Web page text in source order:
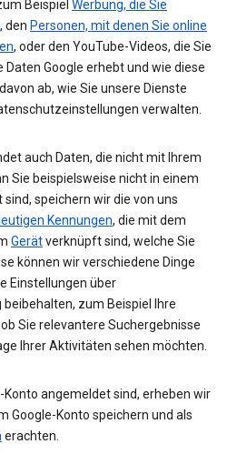
Beispiel Werbung, die Sie
, den Personen, mit denen Sie online
, oder den YouTube-Videos, die Sie
Google erhebt und wie diese
ab, wie Sie unsere Dienste
verwalten.
auch Daten, die nicht mit Ihrem
Sie beispielsweise nicht in einem
speichern wir die von uns
Kennungen, die mit dem
Gerätverknüpft sind, welche Sie
können wir verschiedene Dinge
Einstellungen über
zum Beispiel Ihre
Sie relevantere Suchergebnisse
Ihrer Aktivitäten sehen möchten.
Konto angemeldet sind, erheben wir
Google-Konto speichern und als
erachten.